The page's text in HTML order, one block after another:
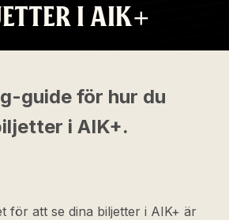
I AIK+
guide för hur du
i AIK+.
för att se dina biljetter i AIK+ är